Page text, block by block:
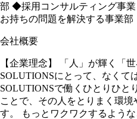
部 ◆採用コンサルティング事
お持ちの問題を解決する事業部
会社概要
【企業理念】 「人」が輝く「
SOLUTIONSにとって、なくて
SOLUTIONSで働くひとりひと
ことで、その人をとりまく環
す。 もっとワクワクするよう